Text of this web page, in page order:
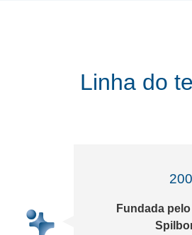
Linha do
Fundada